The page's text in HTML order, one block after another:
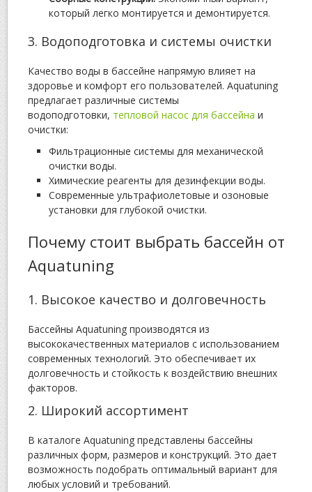
который легко монтируется и демонтируется.
3. Водоподготовка и системы очистки
Качество воды в бассейне напрямую влияет на
здоровье и комфорт его пользователей. Aquatuning
предлагает различные системы
водоподготовки, тепловой насос для бассейна и
очистки:
Фильтрационные системы для механической
очистки воды.
Химические реагенты для дезинфекции воды.
Современные ультрафиолетовые и озоновые
установки для глубокой очистки.
Почему стоит выбрать бассейн от
Aquatuning
1. Высокое качество и долговечность
Бассейны Aquatuning производятся из
высококачественных материалов с использованием
современных технологий. Это обеспечивает их
долговечность и стойкость к воздействию внешних
факторов.
2. Широкий ассортимент
В каталоге Aquatuning представлены бассейны
различных форм, размеров и конструкций. Это дает
возможность подобрать оптимальный вариант для
любых условий и требований.